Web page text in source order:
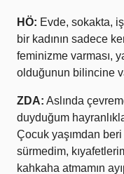
HÖ: Evde, sokakta,
bir kadının sadece
feminizme varması,
olduğunun bilincine
ZDA: Aslında
duyduğum
Çocuk yaşımdan
sürmedim,
kahkaha atmamın